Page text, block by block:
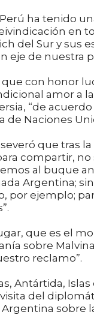
ha tenido
en
del Sur y sus
eje de nuestra
con honor
amor a
“de
de Naciones
que tras
compartir,
al buque
Argentina;
por ejemplo;
que es el
sobre
reclamo”.
Antártida,
del
sobre